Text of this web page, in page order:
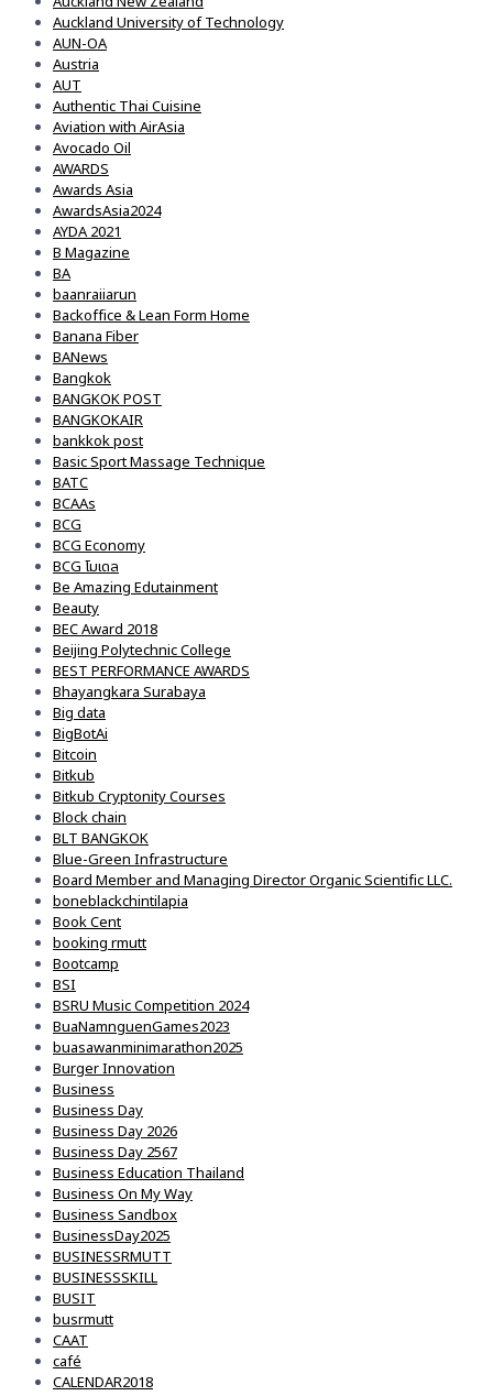
Auckland University of Technology
AUN-OA
Austria
AUT
Authentic Thai Cuisine
Aviation with AirAsia
Avocado Oil
AWARDS
Awards Asia
AwardsAsia2024
AYDA 2021
B Magazine
BA
baanraiiarun
Backoffice & Lean Form Home
Banana Fiber
BANews
Bangkok
BANGKOK POST
BANGKOKAIR
bankkok post
Basic Sport Massage Technique
BATC
BCAAs
BCG
BCG Economy
BCG โมเดล
Be Amazing Edutainment
Beauty
BEC Award 2018
Beijing Polytechnic College
BEST PERFORMANCE AWARDS
Bhayangkara Surabaya
Big data
BigBotAi
Bitcoin
Bitkub
Bitkub Cryptonity Courses
Block chain
BLT BANGKOK
Blue-Green Infrastructure
Board Member and Managing Director Organic Scientific LLC.
boneblackchintilapia
Book Cent
booking rmutt
Bootcamp
BSI
BSRU Music Competition 2024
BuaNamnguenGames2023
buasawanminimarathon2025
Burger Innovation
Business
Business Day
Business Day 2026
Business Day 2567
Business Education Thailand
Business On My Way
Business Sandbox
BusinessDay2025
BUSINESSRMUTT
BUSINESSSKILL
BUSIT
busrmutt
CAAT
café
CALENDAR2018